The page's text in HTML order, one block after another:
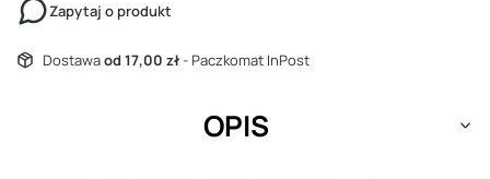
Zapytaj o produkt
Dostawaod 17,00 zł- Paczkomat InPost
OPIS